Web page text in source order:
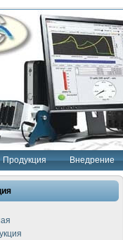
Продукция Внедрение